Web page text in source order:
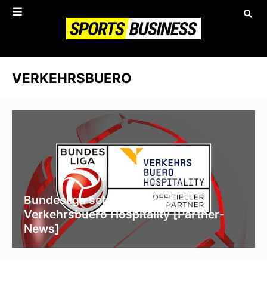
VERKEHRSBUERO
Bundesliga setzt weiter auf
Verkehrsbuero Hospitality [Partner-
News]